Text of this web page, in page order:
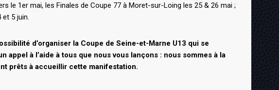
le 1er mai, les Finales de Coupe 77 à Moret-sur-Loing les 25 & 26 mai ;
5 juin.
d’organiser la Coupe de Seine-et-Marne U13 qui se
appel à l’aide à tous que nous vous lançons : nous sommes à la
prêts à accueillir cette manifestation.